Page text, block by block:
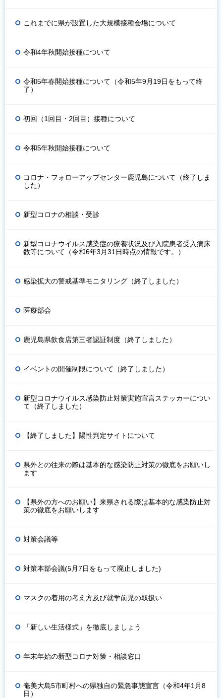
これまでに県が設置した大規模接種会場について
令和4年秋開始接種について
令和5年春開始接種について（令和5年9月19日をもって終
了）
初回（1回目・2回目）接種について
令和5年秋開始接種について
コロナ・フォローアップセンター鹿児島について（終了しま
した）
新型コロナの相談・受診
新型コロナウイルス感染症の療養状況及び入院患者受入病床
数等について（令和6年3月31日時点の情報です。）
感染拡大の警戒基準モニタリング（終了しました）
医療部会
鹿児島県飲食店第三者認証制度（終了しました）
イベントの開催制限について（終了しました）
新型コロナウイルス感染防止対策実施宣言ステッカーについ
て（終了しました）
【終了しました】陽性判定サイトについて
県外との往来の際は基本的な感染防止対策の徹底をお願いし
ます
【県外の方へのお願い】来県される際は基本的な感染防止対
策の徹底をお願いします
対策会議等
対策本部会議(5月7日をもって廃止しました)
マスクの着用の考え方及び就学前児の取扱い
「新しい生活様式」を徹底しましょう
年末年始の新型コロナ対策・相談窓口
奄美大島5市町村への県独自の緊急事態宣言（令和4年1月8
日）